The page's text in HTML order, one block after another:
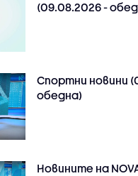
(09.08.2026 -
Спортни новини
обедна)
Новините на